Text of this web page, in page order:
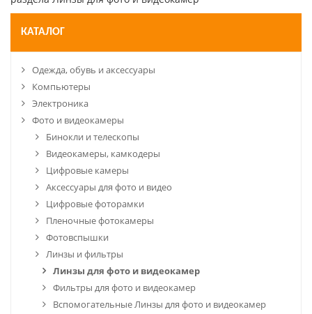
КАТАЛОГ
Одежда, обувь и аксессуары
Компьютеры
Электроника
Фото и видеокамеры
Бинокли и телескопы
Видеокамеры, камкодеры
Цифровые камеры
Аксессуары для фото и видео
Цифровые фоторамки
Пленочные фотокамеры
Фотовспышки
Линзы и фильтры
Линзы для фото и видеокамер
Фильтры для фото и видеокамер
Вспомогательные Линзы для фото и видеокамер